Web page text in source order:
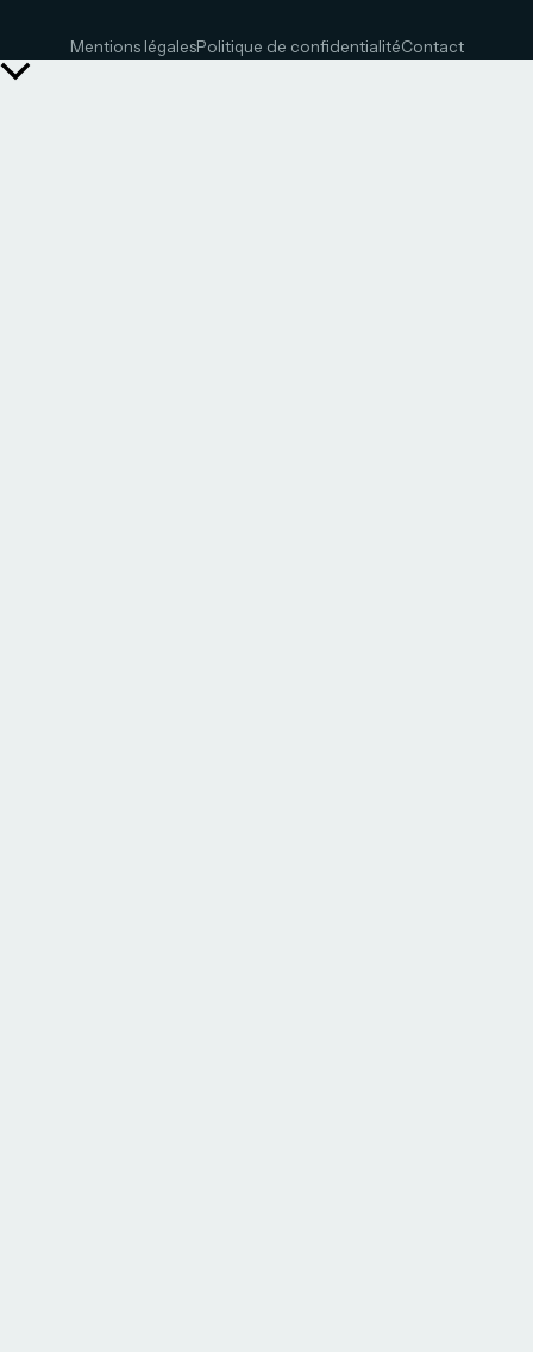
Mentions légalesPolitique de confidentialitéContact